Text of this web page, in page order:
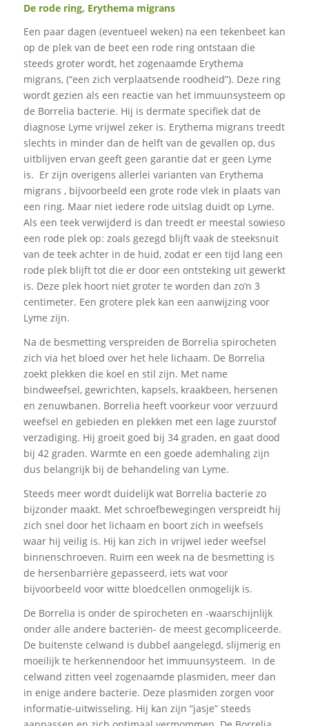
De rode ring, Erythema migrans
Een paar dagen (eventueel weken) na een tekenbeet kan
op de plek van de beet een rode ring ontstaan die
steeds groter wordt, het zogenaamde Erythema
migrans, (“een zich verplaatsende roodheid”). Deze ring
wordt gezien als een reactie van het immuunsysteem op
de Borrelia bacterie. Hij is dermate specifiek dat de
diagnose Lyme vrijwel zeker is. Erythema migrans treedt
slechts in minder dan de helft van de gevallen op, dus
uitblijven ervan geeft geen garantie dat er geen Lyme
is. Er zijn overigens allerlei varianten van Erythema
migrans , bijvoorbeeld een grote rode vlek in plaats van
een ring. Maar niet iedere rode uitslag duidt op Lyme.
Als een teek verwijderd is dan treedt er meestal sowieso
een rode plek op: zoals gezegd blijft vaak de steeksnuit
van de teek achter in de huid, zodat er een tijd lang een
rode plek blijft tot die er door een ontsteking uit gewerkt
is. Deze plek hoort niet groter te worden dan zo’n 3
centimeter. Een grotere plek kan een aanwijzing voor
Lyme zijn.
Na de besmetting verspreiden de Borrelia spirocheten
zich via het bloed over het hele lichaam. De Borrelia
zoekt plekken die koel en stil zijn. Met name
bindweefsel, gewrichten, kapsels, kraakbeen, hersenen
en zenuwbanen. Borrelia heeft voorkeur voor verzuurd
weefsel en gebieden en plekken met een lage zuurstof
verzadiging. Hij groeit goed bij 34 graden, en gaat dood
bij 42 graden. Warmte en een goede ademhaling zijn
dus belangrijk bij de behandeling van Lyme.
Steeds meer wordt duidelijk wat Borrelia bacterie zo
bijzonder maakt. Met schroefbewegingen verspreidt hij
zich snel door het lichaam en boort zich in weefsels
waar hij veilig is. Hij kan zich in vrijwel ieder weefsel
binnenschroeven. Ruim een week na de besmetting is
de hersenbarrière gepasseerd, iets wat voor
bijvoorbeeld voor witte bloedcellen onmogelijk is.
De Borrelia is onder de spirocheten en -waarschijnlijk
onder alle andere bacteriën- de meest gecompliceerde.
De buitenste celwand is dubbel aangelegd, slijmerig en
moeilijk te herkennendoor het immuunsysteem. In de
celwand zitten veel zogenaamde plasmiden, meer dan
in enige andere bacterie. Deze plasmiden zorgen voor
informatie-uitwisseling. Hij kan zijn “jasje” steeds